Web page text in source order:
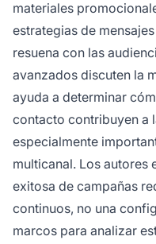
materiales
estrategias de
resuena con las
avanzados discuten la
ayuda a determinar
contacto contribuyen a
especialmente
multicanal. Los autores
exitosa de campañas
continuos, no una
marcos para analizar